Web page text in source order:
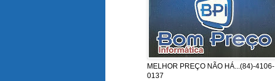
MELHOR PREÇO NÃO HÁ...(84)-4106-
0137